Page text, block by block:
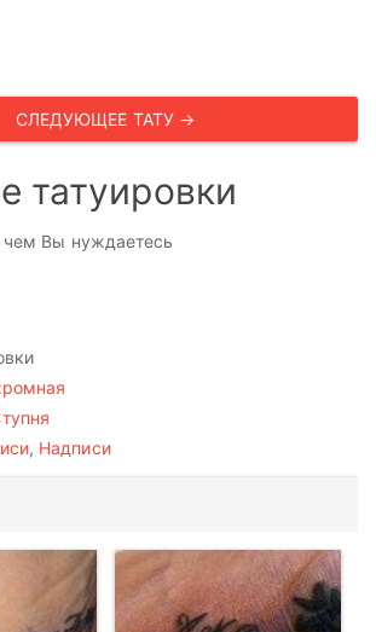
СЛЕДУЮЩЕЕ ТАТУ →
татуировки
Вы нуждаетесь
, Надписи